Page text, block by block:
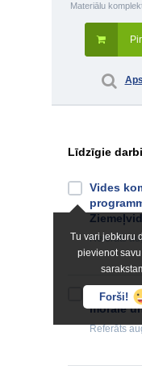
Materiālu
Līdzīgie darbi
Tu vari jebkuru
pievienot
Forši!
Vides
Referāts
Vides
morāle
Referāts